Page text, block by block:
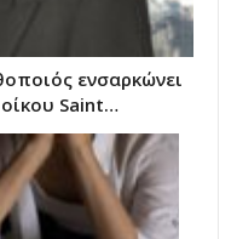
ενσαρκώνει
Saint…